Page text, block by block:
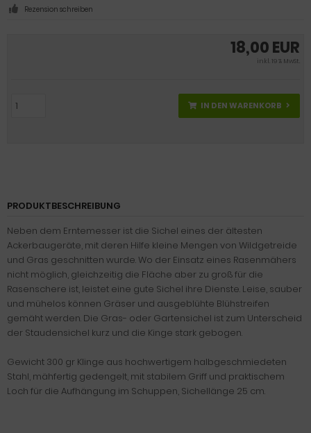
18,00 EUR
inkl. 19 % MwSt.
IN DEN WARENKORB
Rezension schreiben
PRODUKTBESCHREIBUNG
Neben dem Erntemesser ist die Sichel eines der ältesten
Ackerbaugeräte, mit deren Hilfe kleine Mengen von Wildgetreide
und Gras geschnitten wurde. Wo der Einsatz eines Rasenmähers
nicht möglich, gleichzeitig die Fläche aber zu groß für die
Rasenschere ist, leistet eine gute Sichel ihre Dienste. Leise, sauber
und mühelos können Gräser und ausgeblühte Blühstreifen
gemäht werden. Die Gras- oder Gartensichel ist zum Unterscheid
der Staudensichel kurz und die Kinge stark gebogen.
Gewicht 300 gr Klinge aus hochwertigem halbgeschmiedeten
Stahl, mähfertig gedengelt, mit stabilem Griff und praktischem
Loch für die Aufhängung im Schuppen, Sichellänge 25 cm.